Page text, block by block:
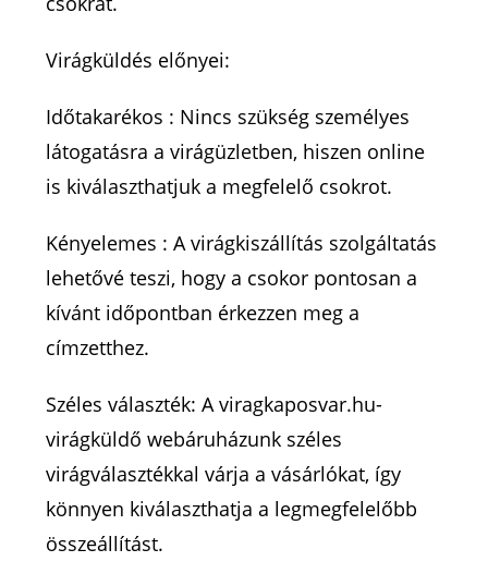
Virágküldés előnyei:
Időtakarékos : Nincs szükség személyes
látogatásra a virágüzletben, hiszen online
is kiválaszthatjuk a megfelelő csokrot.
Kényelemes : A virágkiszállítás szolgáltatás
lehetővé teszi, hogy a csokor pontosan a
kívánt időpontban érkezzen meg a
címzetthez.
Széles választék: A viragkaposvar.hu-
virágküldő webáruházunk széles
virágválasztékkal várja a vásárlókat, így
könnyen kiválaszthatja a legmegfelelőbb
összeállítást.